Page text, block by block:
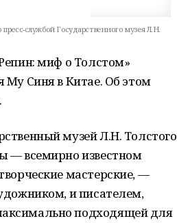
пресс-службой Государственного музея Л.Н.
миф о Толстом»
Му Синя в Китае. Об этом
музей Л.Н. Толстого
— всемирно известном
мастерские, —
и писателем,
подходящей для